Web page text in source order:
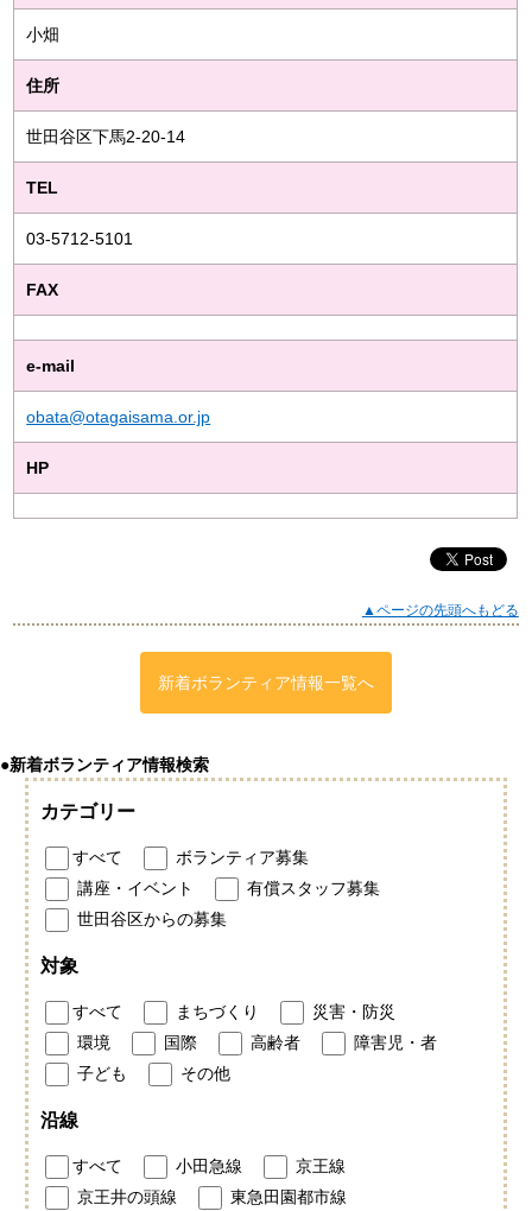
小畑
住所
世田谷区下馬2-20-14
TEL
03-5712-5101
FAX
e-mail
obata@otagaisama.or.jp
HP
▲ページの先頭へもどる
新着ボランティア情報一覧へ
●新着ボランティア情報検索
カテゴリー
すべて
ボランティア募集
講座・イベント
有償スタッフ募集
世田谷区からの募集
対象
すべて まちづくり
災害・防災
環境
国際 高齢者
障害児・者
子ども
その他
沿線
すべて 小田急線
京王線
京王井の頭線
東急田園都市線